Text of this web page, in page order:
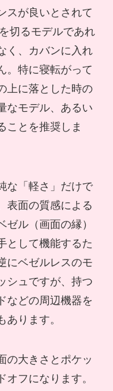
スが良いとされて
切るモデルであれ
く、カバンに入れ
。特に寝転がって
上に落とした時の
なモデル、あるい
ことを推奨しま
な「軽さ」だけで
表面の質感による
ゼル（画面の縁）
として機能するた
にベゼルレスのモ
シュですが、持つ
などの周辺機器を
ります。
の大きさとポケッ
オフになります。